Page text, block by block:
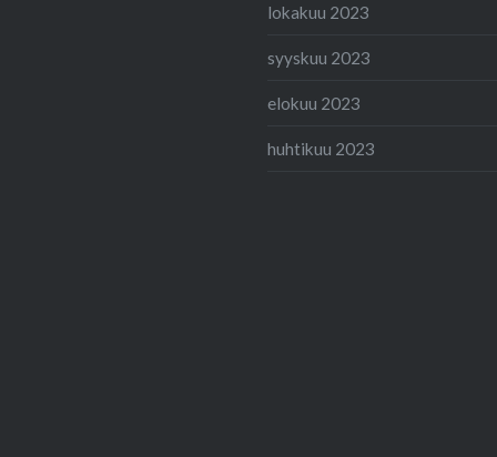
lokakuu 2023
syyskuu 2023
elokuu 2023
huhtikuu 2023